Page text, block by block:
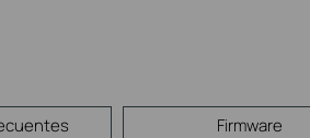
Firmware